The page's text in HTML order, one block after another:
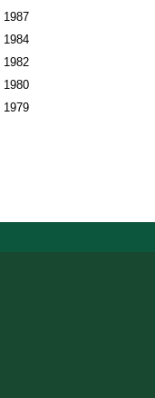
1987
1984
1982
1980
1979